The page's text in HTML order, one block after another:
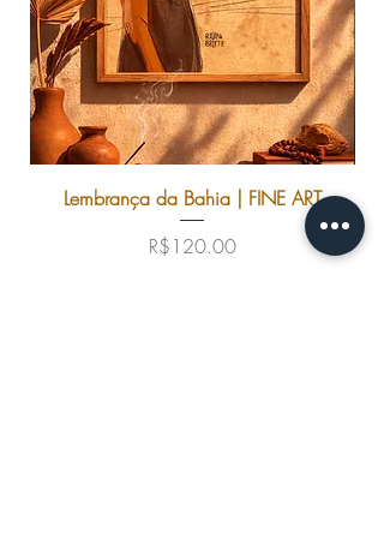
Lembrança da Bahia | FINE ART
Price
R$120.00